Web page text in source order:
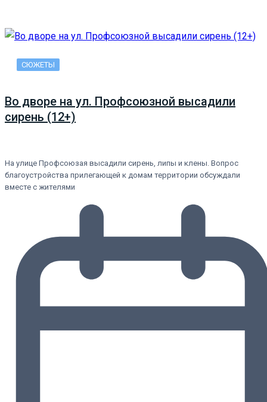
СЮЖЕТЫ
Во дворе на ул. Профсоюзной высадили
сирень (12+)
На улице Профсоюзая высадили сирень, липы и клены. Вопрос
благоустройства прилегающей к домам территории обсуждали
вместе с жителями